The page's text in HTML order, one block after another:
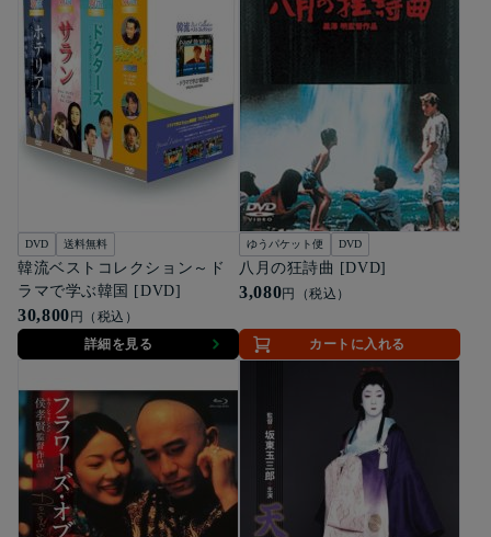
DVD 送料無料
韓流ベストコレクション～ド
ラマで学ぶ韓国 [DVD]
30,800 円（税込）
詳細を見る
ゆうパケット便 DVD
八月の狂詩曲 [DVD]
3,080円（税込）
カートに入れる